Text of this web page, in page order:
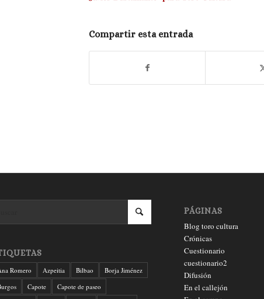
Compartir esta entrada
Romero Azpeitia Bilbao
Borja Jiménez
Capote
Capote de paseo
PÁGINAS
Blog toro cultura
Crónicas
Cuestionario
cuestionario2
Difusión
En el callejón